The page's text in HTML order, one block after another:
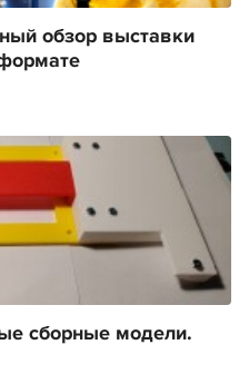
обзор выставки
сборные модели.